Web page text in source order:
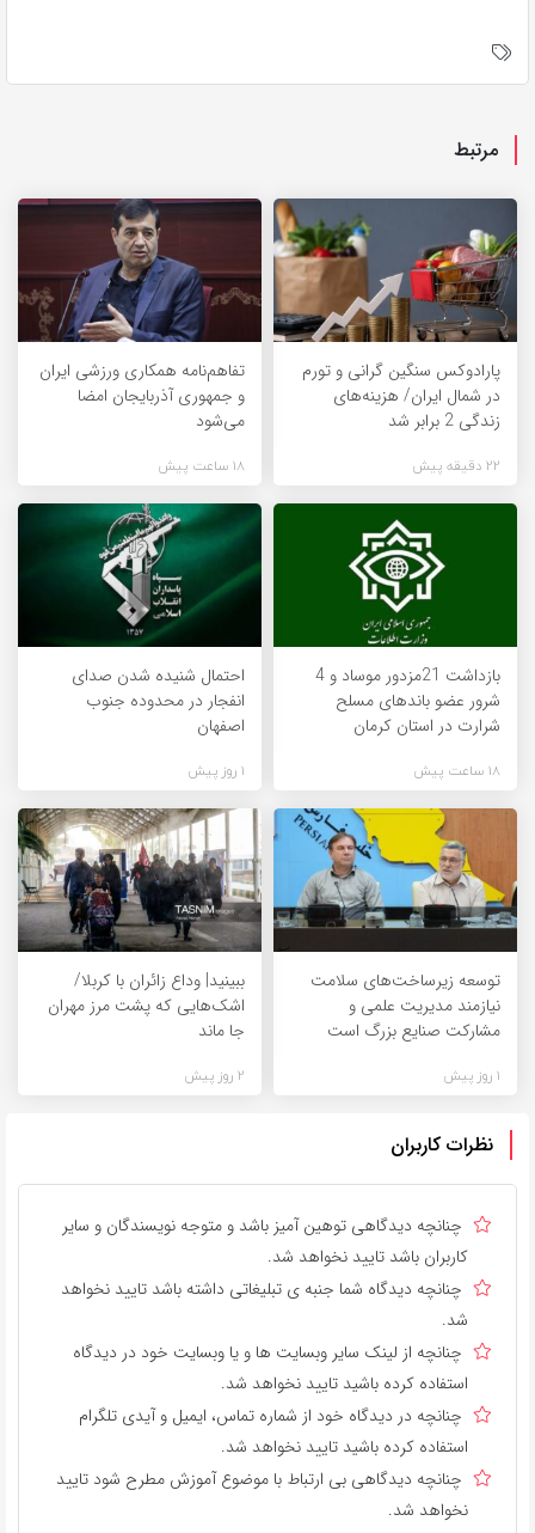
مرتبط
پارادوکس سنگین گرانی و تورم
در شمال ایران/ هزینه‌های
زندگی 2 برابر ‌شد
22 دقیقه پیش
تفاهم‌نامه همکاری ورزشی ایران
و جمهوری آذربایجان امضا
می‌شود
18 ساعت پیش
بازداشت 21مزدور موساد و 4
شرور عضو باندهای مسلح
شرارت در استان کرمان
18 ساعت پیش
احتمال شنیده شدن صدای
انفجار در محدوده جنوب
اصفهان
1 روز پیش
توسعه زیرساخت‌های سلامت
نیازمند مدیریت علمی و
مشارکت صنایع بزرگ است
1 روز پیش
ببینید| وداع زائران با کربلا/
اشک‌هایی که پشت مرز مهران
جا ماند
2 روز پیش
نظرات کاربران
چنانچه دیدگاهی توهین آمیز باشد و متوجه نویسندگان و سایر
کاربران باشد تایید نخواهد شد.
چنانچه دیدگاه شما جنبه ی تبلیغاتی داشته باشد تایید نخواهد
شد.
چنانچه از لینک سایر وبسایت ها و یا وبسایت خود در دیدگاه
استفاده کرده باشید تایید نخواهد شد.
چنانچه در دیدگاه خود از شماره تماس، ایمیل و آیدی تلگرام
استفاده کرده باشید تایید نخواهد شد.
چنانچه دیدگاهی بی ارتباط با موضوع آموزش مطرح شود تایید
نخواهد شد.